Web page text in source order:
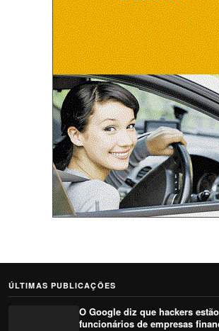
ÚLTIMAS PUBLICAÇÕES
O Google diz que hackers
funcionários de empresas